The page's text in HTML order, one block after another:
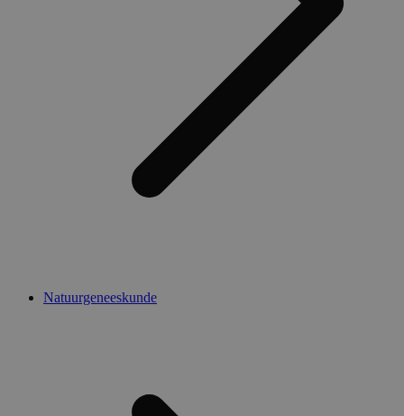
Natuurgeneeskunde